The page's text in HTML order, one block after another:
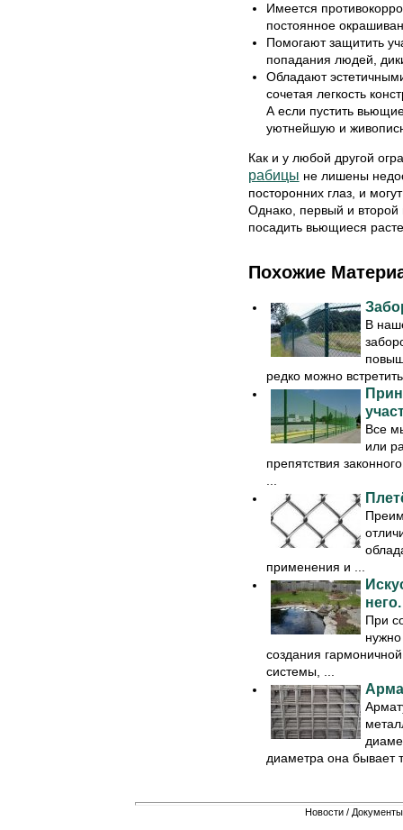
Имеется
постоянное
Помогают защитить
попадания людей,
Обладают
сочетая легкость
А если пустить
уютнейшую и
Как и у любой другой
рабицы не лишены
посторонних глаз, и
Однако, первый и второй
посадить вьющиеся
Похожие
В
редко можно
Все
или
препятствия
...
применения и ...
него.
При
создания
системы, ...
диаметра она бывает
Новости / Документы